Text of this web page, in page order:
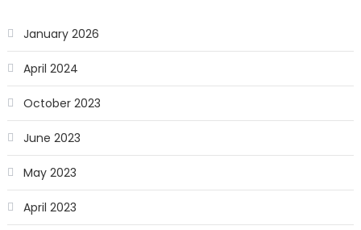
January 2026
April 2024
October 2023
June 2023
May 2023
April 2023